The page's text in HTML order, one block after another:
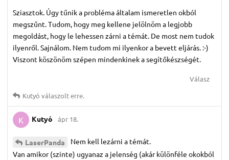
Sziasztok. Úgy tűnik a probléma általam ismeretlen okból
megszűnt. Tudom, hogy meg kellene jelölnöm a legjobb
megoldást, hogy le lehessen zárni a témát. De most nem tudok
ilyenről. Sajnálom. Nem tudom mi ilyenkor a bevett eljárás. :-)
Viszont köszönöm szépen mindenkinek a segítőkészségét.
Válasz
Kutyó válaszolt erre.
K Kutyó ápr 18.
LaserPanda
Nem kell lezárni a témát.
Van amikor (szinte) ugyanaz a jelenség (akár különféle okokból